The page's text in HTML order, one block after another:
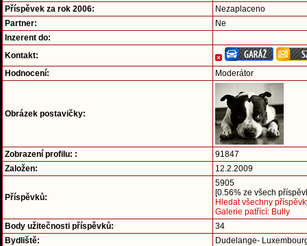
Příspěvek za rok 2006:
Nezaplaceno
Partner:
Ne
Inzerent do:
Kontakt:
Hodnocení:
Moderátor
Obrázek postavičky:
Zobrazení profilu: :
91847
Založen:
12.2.2009
Příspěvků:
5905
[0.56% ze všech
Hledat všechny
Galerie patřící: Bully
Body užitečnosti příspěvků:
34
Bydliště:
Dudelange-